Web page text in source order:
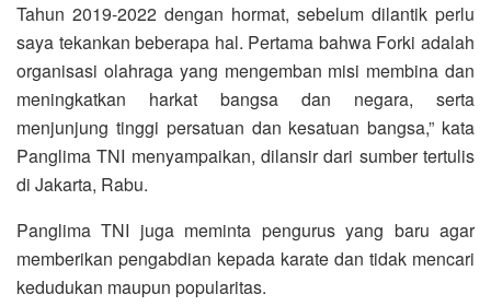
Tahun 2019-2022 dengan hormat, sebelum dilantik perlu
saya tekankan beberapa hal. Pertama bahwa Forki adalah
organisasi olahraga yang mengemban misi membina dan
meningkatkan harkat bangsa dan negara, serta
menjunjung tinggi persatuan dan kesatuan bangsa,” kata
Panglima TNI menyampaikan, dilansir dari sumber tertulis
di Jakarta, Rabu.
Panglima TNI juga meminta pengurus yang baru agar
memberikan pengabdian kepada karate dan tidak mencari
kedudukan maupun popularitas.